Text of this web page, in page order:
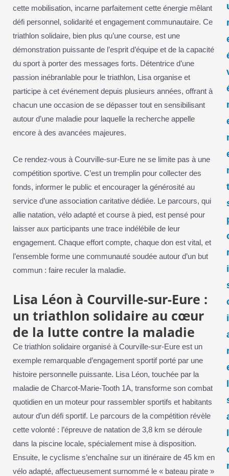
cette mobilisation, incarne parfaitement cette énergie mêlant
défi personnel, solidarité et engagement communautaire. Ce
triathlon solidaire, bien plus qu’une course, est une
démonstration puissante de l’esprit d’équipe et de la capacité
du sport à porter des messages forts. Détentrice d’une
passion inébranlable pour le triathlon, Lisa organise et
participe à cet événement depuis plusieurs années, offrant à
chacun une occasion de se dépasser tout en sensibilisant
autour d’une maladie pour laquelle la recherche appelle
encore à des avancées majeures.
Ce rendez-vous à Courville-sur-Eure ne se limite pas à une
compétition sportive. C’est un tremplin pour collecter des
fonds, informer le public et encourager la générosité au
service d’une association caritative dédiée. Le parcours, qui
allie natation, vélo adapté et course à pied, est pensé pour
laisser aux participants une trace indélébile de leur
engagement. Chaque effort compte, chaque don est vital, et
l’ensemble forme une communauté soudée autour d’un but
commun : faire reculer la maladie.
Lisa Léon à Courville-sur-Eure :
un triathlon solidaire au cœur
de la lutte contre la maladie
Ce triathlon solidaire organisé à Courville-sur-Eure est un
exemple remarquable d’engagement sportif porté par une
histoire personnelle puissante. Lisa Léon, touchée par la
maladie de Charcot-Marie-Tooth 1A, transforme son combat
quotidien en un moteur pour rassembler sportifs et habitants
autour d’un défi sportif. Le parcours de la compétition révèle
cette volonté : l’épreuve de natation de 3,8 km se déroule
dans la piscine locale, spécialement mise à disposition.
Ensuite, le cyclisme s’enchaîne sur un itinéraire de 45 km en
vélo adapté, affectueusement surnommé le « bateau pirate »